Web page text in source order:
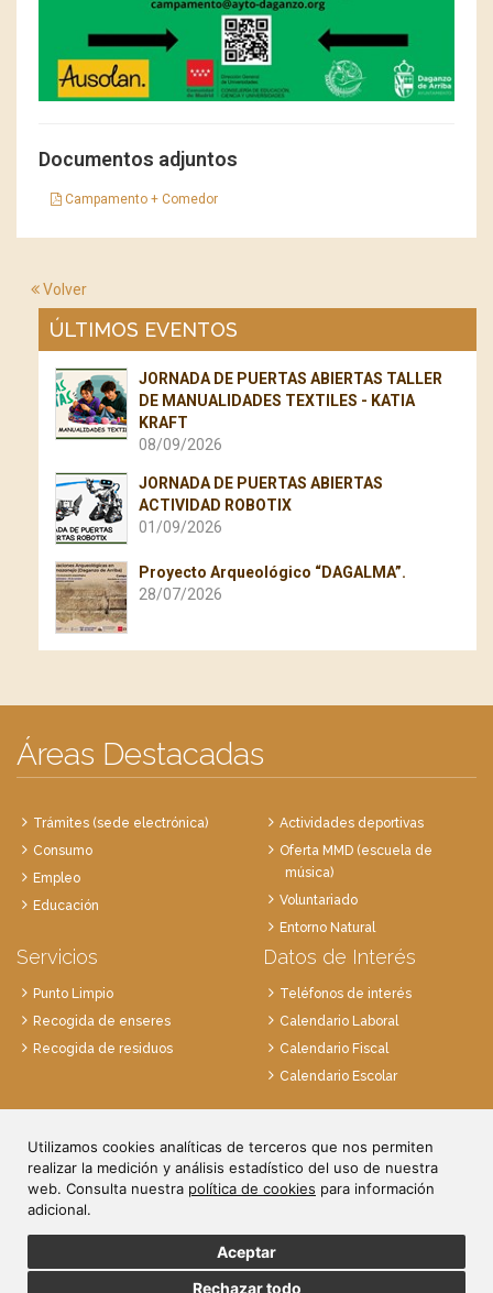
Utilizamos cookies analíticas de terceros que nos permiten
realizar la medición y análisis estadístico del uso de nuestra
web. Consulta nuestra política de cookies para información
adicional.
Aceptar
Rechazar todo
Documentos adjuntos
Campamento + Comedor
Volver
ÚLTIMOS EVENTOS
JORNADA DE PUERTAS ABIERTAS TALLER
DE MANUALIDADES TEXTILES - KATIA
KRAFT
08/09/2026
JORNADA DE PUERTAS ABIERTAS
ACTIVIDAD ROBOTIX
01/09/2026
Proyecto Arqueológico “DAGALMA”.
28/07/2026
Áreas Destacadas
Trámites (sede electrónica)
Consumo
Empleo
Educación
Actividades deportivas
Oferta MMD (escuela de
música)
Voluntariado
Entorno Natural
Servicios
Punto Limpio
Recogida de enseres
Recogida de residuos
Datos de Interés
Teléfonos de interés
Calendario Laboral
Calendario Fiscal
Calendario Escolar
28814 Daganzo, Madrid
Tlf. 91 884 52 59
Fax. 91 884 52 92